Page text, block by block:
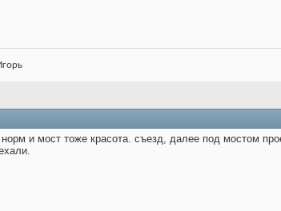
и мост тоже красота. съезд, далее под мостом